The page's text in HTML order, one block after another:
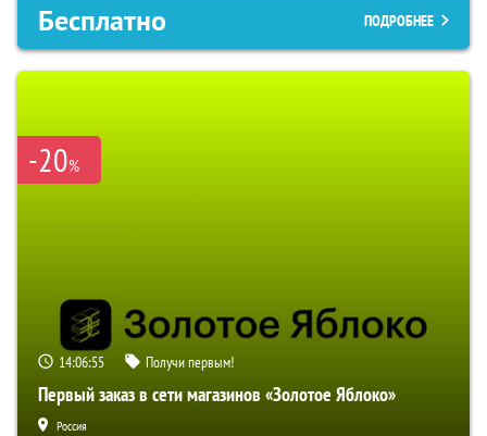
Бесплатно ПОДРОБНЕЕ
-20%
14:06:53 Получи первым!
Первый заказ в сети магазинов «Золотое Яблоко»
Россия